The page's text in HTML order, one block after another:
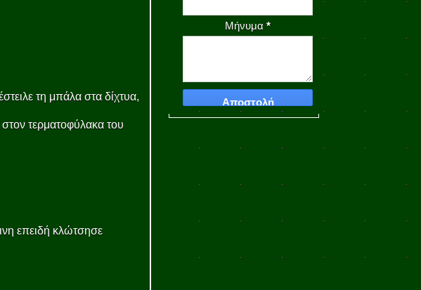
τη μπάλα στα δίχτυα,
τερματοφύλακα του
επειδή κλώτσησε
Μήνυμα *